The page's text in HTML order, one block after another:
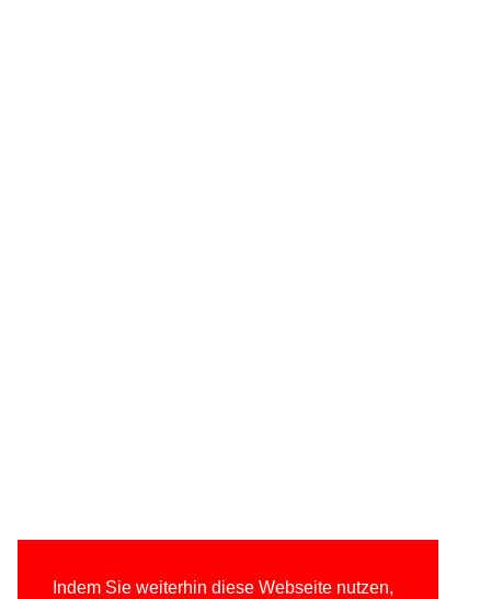
Indem Sie weiterhin diese Webseite nutzen,